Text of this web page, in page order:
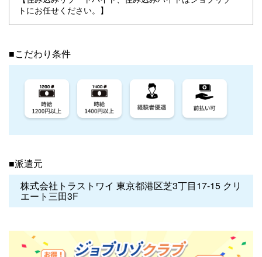
トにお任せください。】
■こだわり条件
■派遣元
株式会社トラストワイ 東京都港区芝3丁目17-15 クリ
エート三田3F